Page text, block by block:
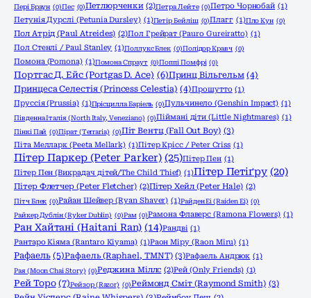
Пері Браун (0)Пес (0)Петлюрченки (2)Петра Лейте (0)Петро Чорнобай (1)
Петунія Дурслі (Petunia Dursley) (1)Петір Бейліш (0)Плагг (1)Пло Кун (0)
Пол Атрід (Paul Atreides) (2)Пол Грейрат (Pauro Gureiratto) (1)
Пол Стенлі / Paul Stanley (1)Поллукс Блек (0)Полідор Кравч (0)
Помона (Pomona) (1)Помона Спраут (0)Поппі Помфрі (0)
Портгас Д. Ейс (Portgas D. Ace) (6)Принц Вільгельм (4)
Принцеса Селестія (Princess Celestia) (4)Прошутто (1)
Пруссія (Prussia) (1)Прісцилла Баріель (0)Пульчинело (Genshin Impact) (1)
Південна Італія (North Italy, Veneziano) (0)Піймані діти (Little Nightmares) (1)
Пінкі Пай (0)Пірат (Terraria) (0)Піт Вентц (Fall Out Boy) (3)
Піта Мелларк (Peeta Mellark) (1)Пітер Крісс / Peter Criss (1)
Пітер Паркер (Peter Parker) (25)Пітер Пен (1)
Пітер Пен (Викрадач дітей/The Child Thief) (1)Пітер Петіґру (20)
Пітер Флетчер (Peter Fletcher) (2)Пітер Хейл (Peter Hale) (2)
Пітч Блек (0)Райан Шейвер (Ryan Shaver) (1)Райден Еі (Raiden Ei) (0)
Райкер Дублін (Ryker Dublin) (0)Рам (0)Рамона Флаверс (Ramona Flowers) (1)
Ран Хайтані (Haitani Ran) (14)Рандві (1)
Рантаро Кіяма (Rantaro Kiyama) (1)Раон Міру (Raon Miru) (1)
Рафаель (5)Рафаель (Raphael, TMNT) (3)Рафаель Андрюк (1)
Рая (Moon Chai Story) (0)Реджина Міллс (2)Рей (Only Friends) (1)
Рей Торо (7)Рейзор (Razor) (0)Реймонд Сміт (Raymond Smith) (3)